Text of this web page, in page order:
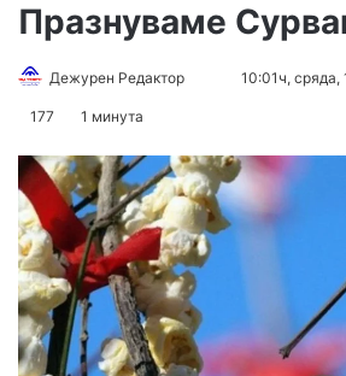
Празнуваме
Дежурен Редактор
l
o
w
o
X
d
a
n
e
i
10:01ч, сряда,
177 1 минута